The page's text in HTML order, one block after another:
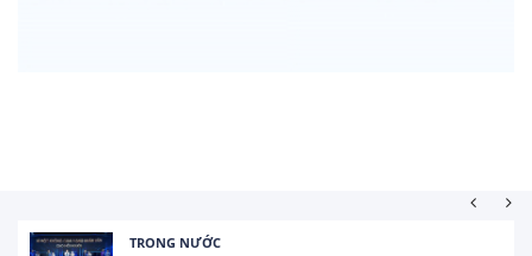
HOẠT ĐỘNG ĐẦU TƯ